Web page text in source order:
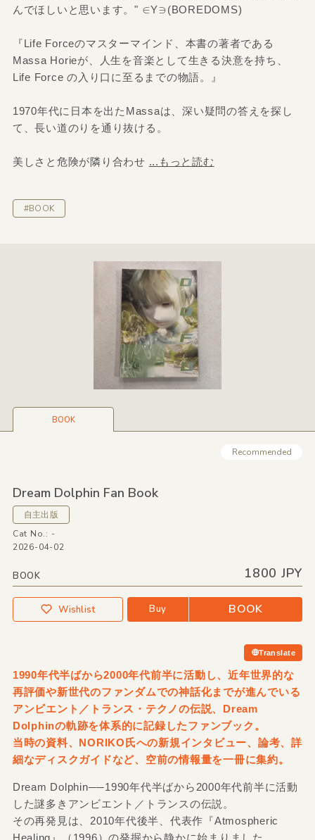
んでほしいと思います。" ∈Y∋(BOREDOMS)
『Life Forceのマスターマインド、本書の著者である
Massa Horieが、人生を音楽として生きる決意を持ち、
Life Force の入り口に至るまでの物語。』
1970年代に日本を出たMassaは、深い疑問の答えを探し
て、長い道のりを通り抜ける。
美しさと危険が隣り合わせ ...もっと読む
#BOOK
BOOK
Recommended
Dream Dolphin Fan Book
自主出版
Cat No.: -
2026-04-02
BOOK 1800 JPY
Wishlist Buy BOOK
Translate
1990年代半ばから2000年代前半に活動し、近年世界的な
再評価や新世代のファンダムでの神話化までが進んでいる
アンビエント／トランス・テクノの伝説、Dream
Dolphinの軌跡を体系的に記録したファンブック。
当時の資料、NORIKO氏への新規インタビュー、論考、詳
細なディスクガイドなど、空前の情報量を一冊に集約。
Dream Dolphin──1990年代半ばから2000年代前半に活動
した謎多きアンビエント／トランスの伝説。
その再発見は、2010年代後半、代表作『Atmospheric
Healing』（1996）の発掘から静かに始まりました。